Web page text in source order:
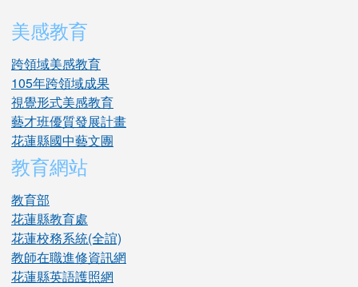
美感教育
跨領域美感教育
105年跨領域成果
視覺形式美感教育
藝才班優質發展計畫
花蓮縣國中藝文團
教育網站
教育部
花蓮縣教育處
花蓮校務系統(全誼)
教師在職進修資訊網
花蓮縣英語護照網